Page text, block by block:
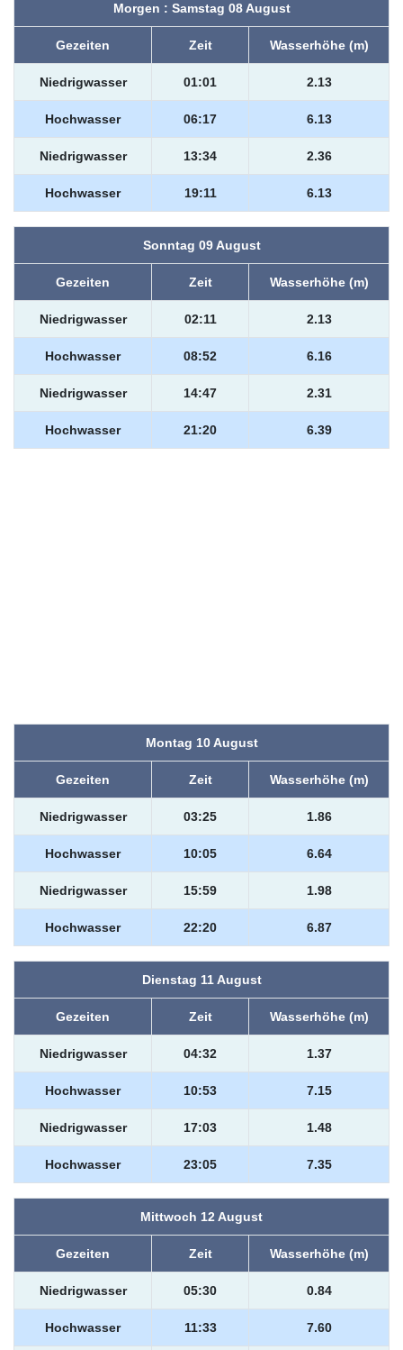
Morgen : Samstag 08 August
Gezeiten Zeit Wasserhöhe (m)
Niedrigwasser 01:01 2.13
Hochwasser 06:17 6.13
Niedrigwasser 13:34 2.36
Hochwasser 19:11 6.13
Sonntag 09 August
Gezeiten Zeit Wasserhöhe (m)
Niedrigwasser 02:11 2.13
Hochwasser 08:52 6.16
Niedrigwasser 14:47 2.31
Hochwasser 21:20 6.39
Montag 10 August
Gezeiten Zeit Wasserhöhe (m)
Niedrigwasser 03:25 1.86
Hochwasser 10:05 6.64
Niedrigwasser 15:59 1.98
Hochwasser 22:20 6.87
Dienstag 11 August
Gezeiten Zeit Wasserhöhe (m)
Niedrigwasser 04:32 1.37
Hochwasser 10:53 7.15
Niedrigwasser 17:03 1.48
Hochwasser 23:05 7.35
Mittwoch 12 August
Gezeiten Zeit Wasserhöhe (m)
Niedrigwasser 05:30 0.84
Hochwasser 11:33 7.60